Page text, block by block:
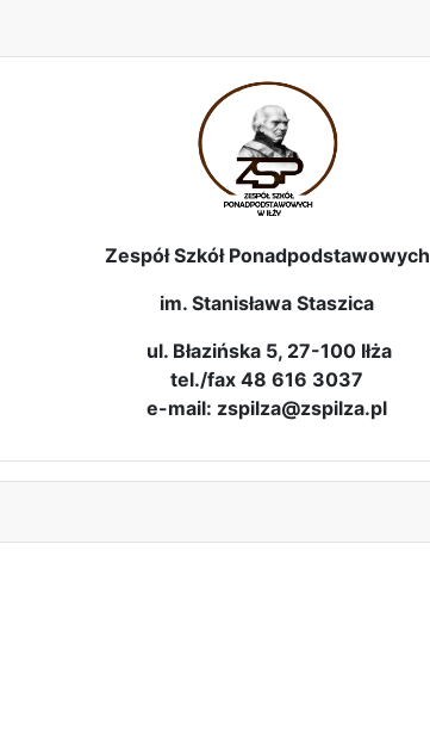
Zespół Szkół Ponadpodstawowych
im. Stanisława Staszica
ul. Błazińska 5, 27-100 Iłża
tel./fax 48 616 3037
e-mail: zspilza@zspilza.pl